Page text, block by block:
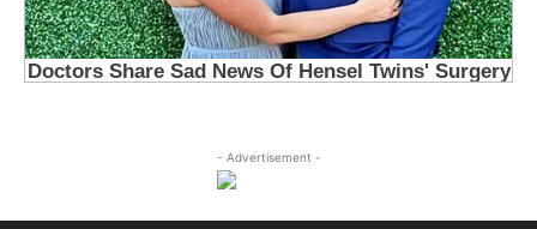
- Advertisement -